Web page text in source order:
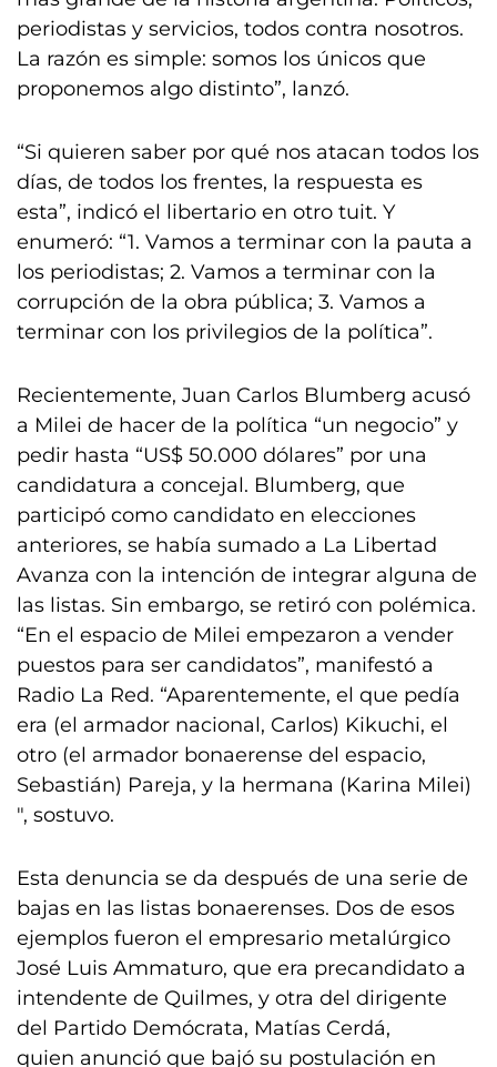
periodistas y servicios, todos contra nosotros.
La razón es simple: somos los únicos que
proponemos algo distinto”, lanzó.
“Si quieren saber por qué nos atacan todos los
días, de todos los frentes, la respuesta es
esta”, indicó el libertario en otro tuit. Y
enumeró: “1. Vamos a terminar con la pauta a
los periodistas; 2. Vamos a terminar con la
corrupción de la obra pública; 3. Vamos a
terminar con los privilegios de la política”.
Recientemente, Juan Carlos Blumberg acusó
a Milei de hacer de la política “un negocio” y
pedir hasta “US$ 50.000 dólares” por una
candidatura a concejal. Blumberg, que
participó como candidato en elecciones
anteriores, se había sumado a La Libertad
Avanza con la intención de integrar alguna de
las listas. Sin embargo, se retiró con polémica.
“En el espacio de Milei empezaron a vender
puestos para ser candidatos”, manifestó a
Radio La Red. “Aparentemente, el que pedía
era (el armador nacional, Carlos) Kikuchi, el
otro (el armador bonaerense del espacio,
Sebastián) Pareja, y la hermana (Karina Milei)
″, sostuvo.
Esta denuncia se da después de una serie de
bajas en las listas bonaerenses. Dos de esos
ejemplos fueron el empresario metalúrgico
José Luis Ammaturo, que era precandidato a
intendente de Quilmes, y otra del dirigente
del Partido Demócrata, Matías Cerdá,
quien anunció que bajó su postulación en